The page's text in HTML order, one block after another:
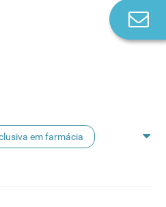
em farmácia